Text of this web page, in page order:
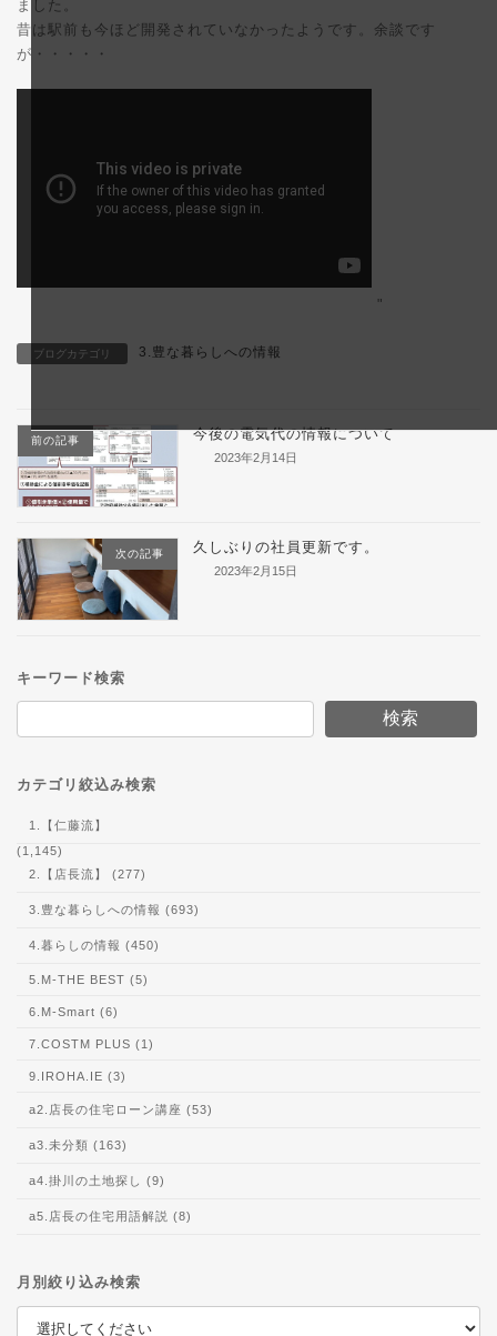
ました。
昔は駅前も今ほど開発されていなかったようです。余談です
が・・・・・
"
ブログカテゴリ 3.豊な暮らしへの情報
前の記事 今後の電気代の情報について
2023年2月14日
次の記事 久しぶりの社員更新です。
2023年2月15日
キーワード検索
検索
カテゴリ絞込み検索
1.【仁藤流】
(1,145)
2.【店長流】 (277)
3.豊な暮らしへの情報 (693)
4.暮らしの情報 (450)
5.M-THE BEST (5)
6.M-Smart (6)
7.COSTM PLUS (1)
9.IROHA.IE (3)
a2.店長の住宅ローン講座 (53)
a3.未分類 (163)
a4.掛川の土地探し (9)
a5.店長の住宅用語解説 (8)
月別絞り込み検索